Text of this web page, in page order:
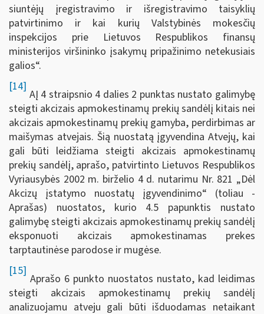
siuntėjų įregistravimo ir išregistravimo taisyklių
patvirtinimo ir kai kurių Valstybinės mokesčių
inspekcijos prie Lietuvos Respublikos finansų
ministerijos viršininko įsakymų pripažinimo netekusiais
galios“.
[14]
AĮ 4 straipsnio 4 dalies 2 punktas nustato galimybę
steigti akcizais apmokestinamų prekių sandėlį kitais nei
akcizais apmokestinamų prekių gamyba, perdirbimas ar
maišymas atvejais. Šią nuostatą įgyvendina Atvejų, kai
gali būti leidžiama steigti akcizais apmokestinamų
prekių sandėlį, aprašo, patvirtinto Lietuvos Respublikos
Vyriausybės 2002 m. birželio 4 d. nutarimu Nr. 821 „Dėl
Akcizų įstatymo nuostatų įgyvendinimo“ (toliau -
Aprašas) nuostatos, kurio 4.5 papunktis nustato
galimybę steigti akcizais apmokestinamų prekių sandėlį
eksponuoti akcizais apmokestinamas prekes
tarptautinėse parodose ir mugėse.
[15]
Aprašo 6 punkto nuostatos nustato, kad leidimas
steigti akcizais apmokestinamų prekių sandėlį
analizuojamu atveju gali būti išduodamas netaikant